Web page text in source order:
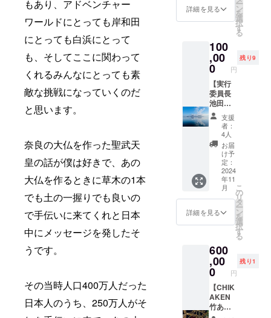
もあり、アドベンチャー
ワールドにとっても岸和田
にとっても白浜にとって
も、そしてここに関わって
くれるみんなにとっても素
敵な挑戦になっていくのだ
と思います。
奈良の大仏を作った聖武天
皇の話が僕は好きで、あの
大仏を作るときに草木の1本
でも土の一握りでも良いの
で手伝いに来てくれと日本
中にメッセージを発したそ
うです。
その当時人口400万人だった
日本人のうち、250万人がそ
法：
ご送付
※オプ
ション
ダウン
選択）
より、
ご希望
の音を
ご選択
くださ
い。
トオリ
ジナル
スク
リーン
で手刷
りした
てぬぐ
い！ロ
ゴをあ
しらっ
た薄手
のてぬ
ぐいを
肩にか
けなが
ら一緒
にプロ
ジェク
トを応
援しま
せん
ついて
ハンド
メイド
オリジ
ナルて
ぬぐ
い 1点
詳細を見る ー
ン
を
選
択
す
る
100
,00
0 円
残り9
【実行
委員長
池田親
生×ハッ
ピーこ
うちゃ
ん
Present
s 2泊3
日「バ
カにな
る合
宿」参
加券】
金額
100,000
ロジェ
クト応
援団
「ハッ
ピーこ
うちゃ
ん」
支援
者：
4人
お届
け予
定：
2024
年11
月
詳細を見る
こ
の
リ
タ
ー
ン
を
選
択
す
る
600
,00
0 円
残り1
【CHIK
AKEN
竹あか